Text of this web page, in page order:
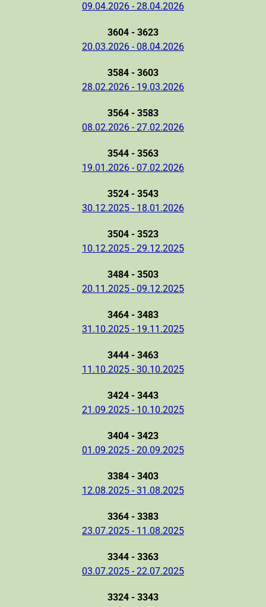
09.04.2026 - 28.04.2026
3604 - 3623
20.03.2026 - 08.04.2026
3584 - 3603
28.02.2026 - 19.03.2026
3564 - 3583
08.02.2026 - 27.02.2026
3544 - 3563
19.01.2026 - 07.02.2026
3524 - 3543
30.12.2025 - 18.01.2026
3504 - 3523
10.12.2025 - 29.12.2025
3484 - 3503
20.11.2025 - 09.12.2025
3464 - 3483
31.10.2025 - 19.11.2025
3444 - 3463
11.10.2025 - 30.10.2025
3424 - 3443
21.09.2025 - 10.10.2025
3404 - 3423
01.09.2025 - 20.09.2025
3384 - 3403
12.08.2025 - 31.08.2025
3364 - 3383
23.07.2025 - 11.08.2025
3344 - 3363
03.07.2025 - 22.07.2025
3324 - 3343